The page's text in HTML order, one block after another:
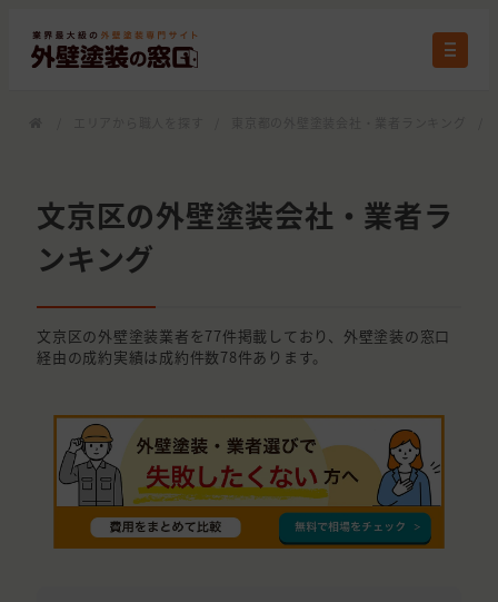
文京区の外壁塗装会社・業者ラ
ンキング
文京区の外壁塗装業者を77件掲載しており、外壁塗装の窓口
経由の成約実績は成約件数78件あります。